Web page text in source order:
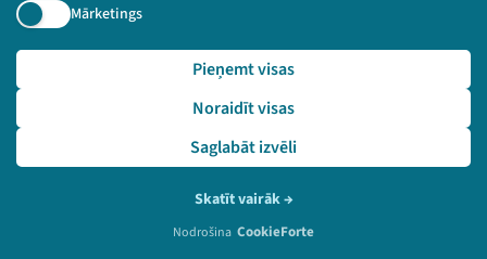
Mārketings
Saglabāt izvēli
Noraidīt visas
Pieņemt visas
Skatīt vairāk→
Nodrošina CookieForte
Viss ir norm.a telts
Diskusija "Nemuldi te, negribu klausīties!"